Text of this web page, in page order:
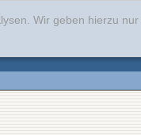
Wir geben hierzu